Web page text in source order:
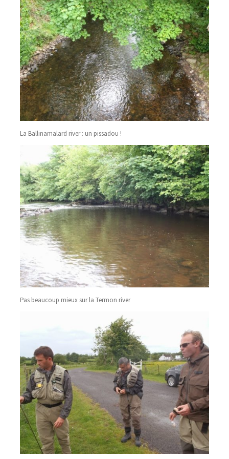
La Ballinamalard river : un pissadou !
Pas beaucoup mieux sur la Termon river